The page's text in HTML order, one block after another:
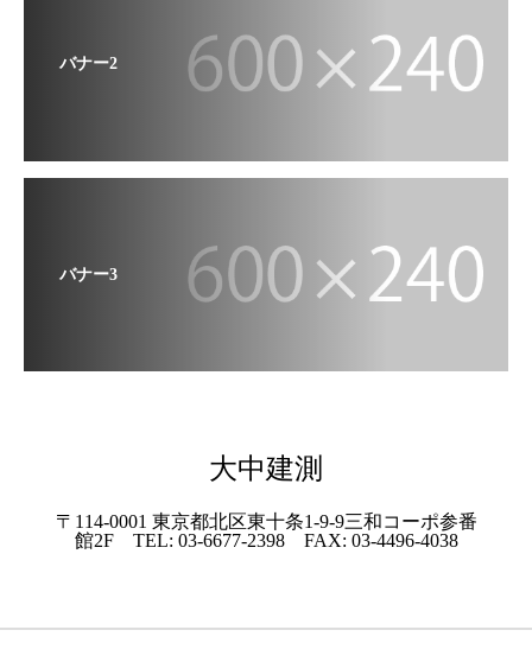
バナー2
バナー3
大中建測
〒114-0001 東京都北区東十条1-9-9三和コーポ参番
館2F TEL: 03-6677-2398 FAX: 03-4496-4038